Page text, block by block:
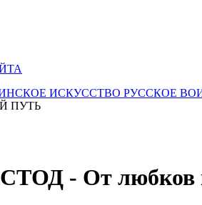
РУССКОЕ
ПУТЬ
СТОД - От любков к